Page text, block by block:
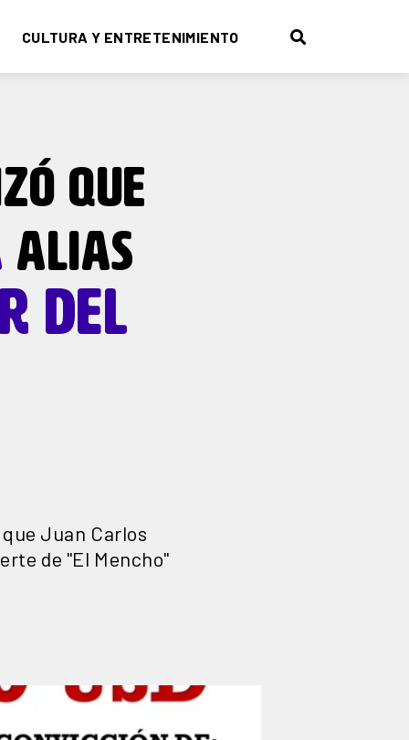
CULTURA Y ENTRETENIMIENTO
QUE
ALIAS
DEL
Juan Carlos
de "El Mencho"